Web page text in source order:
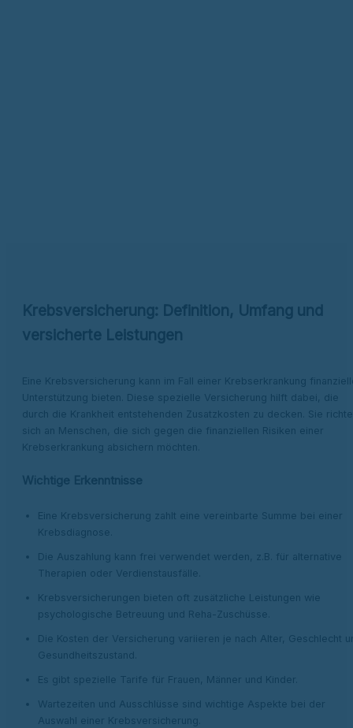
Krebsversicherung: Definition, Umfang und
versicherte Leistungen
Eine Krebsversicherung kann im Fall einer Krebserkrankung
Unterstützung bieten. Diese spezielle Versicherung hilft dabei, die
durch die Krankheit entstehenden Zusatzkosten zu decken. Sie
sich an Menschen, die sich gegen die finanziellen Risiken einer
Krebserkrankung absichern möchten.
Wichtige Erkenntnisse
Eine Krebsversicherung zahlt eine vereinbarte Summe bei einer
Krebsdiagnose.
Die Auszahlung kann frei verwendet werden, z.B. für alternative
Therapien oder Verdienstausfälle.
Krebsversicherungen bieten oft zusätzliche Leistungen wie
psychologische Betreuung und Reha-Zuschüsse.
Die Kosten der Versicherung variieren je nach Alter, Geschlecht
Gesundheitszustand.
Es gibt spezielle Tarife für Frauen, Männer und Kinder.
Wartezeiten und Ausschlüsse sind wichtige Aspekte bei der
Auswahl einer Krebsversicherung.